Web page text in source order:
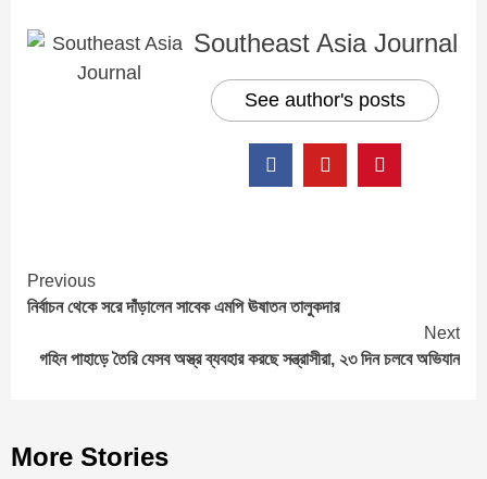
Southeast Asia Journal
See author's posts
Continue
Reading
Previous
নির্বাচন থেকে সরে দাঁড়ালেন সাবেক এমপি ঊষাতন তালুকদার
Next
গহিন পাহাড়ে তৈরি যেসব অস্ত্র ব্যবহার করছে সন্ত্রাসীরা, ২৩ দিন চলবে অভিযান
More Stories